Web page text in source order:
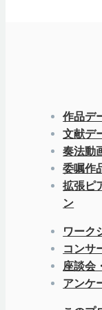
作品デ
文献デ
奏法動
委嘱作
拡張ピ
ン
ワーク
コンサ
座談会
アンケ